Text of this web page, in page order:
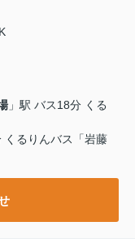
」駅 バス18分 くる
くるりんバス「岩藤